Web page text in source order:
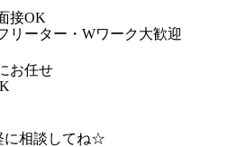
接OK
リーター・Wワーク大歓迎
お任せ
に相談してね☆